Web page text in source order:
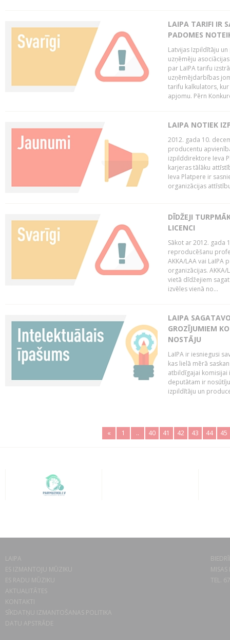
LAIPA TARIFI IR
PADOMES
Latvijas Izpildītāju
uzņēmēju
par LaIPA tarifu
uzņēmējdarbības
tarifu kalkulators,
apjomu. Pērn
LAIPA NOTIEK
2012. gada 10.
producentu
izpilddirektore Ieva
karjeras tālāku
Ieva Platpere ir
organizācijas
DĪDŽEJI
LICENCI
Sākot ar 2012. gada
reproducēšanu
AKKA/LAA vai LaIPA
organizācijas.
vietā dīdžejiem
izvēles vienā no...
LAIPA
GROZĪJUMIEM
NOSTĀJU
LaIPA ir iesniegusi
kas lielā mērā
atbildīgajai komisijai
deputātam ir
izpildītāju un
« 1 .. 40 41 42 43 44 45
LAIPA
ES IZMANTOJU MŪZIKU
ES RADU MŪZIKU
AKTUALITĀTES
KONTAKTI
SĪKDATŅU IZMANTOŠANAS POLITIKA
DATU APSTRĀDE
TEL.